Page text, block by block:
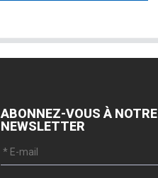
ABONNEZ-VOUS À NOTRE
NEWSLETTER